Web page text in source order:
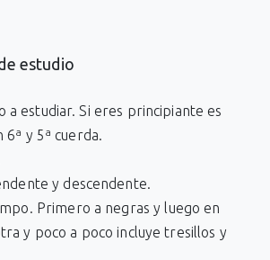
estudio
a estudiar. Si eres principiante es
y 5ª cuerda.
y descendente.
Primero a negras y luego en
y poco a poco incluye tresillos y